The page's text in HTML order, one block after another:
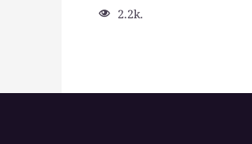
2.2k.